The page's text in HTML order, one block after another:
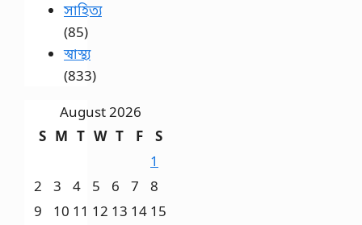
সাহিত্য
(85)
স্বাস্থ্য
(833)
August 2026
S M T W T F
S
1
2
3 4 5 6 7
8
9
10 11 12 13 14 15